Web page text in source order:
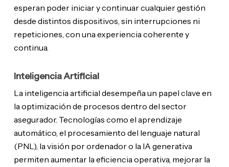
esperan poder iniciar y continuar cualquier gestión
desde distintos dispositivos, sin interrupciones ni
repeticiones, con una experiencia coherente y
continua.
Inteligencia Artificial
La inteligencia artificial desempeña un papel clave en
la optimización de procesos dentro del sector
asegurador. Tecnologías como el aprendizaje
automático, el procesamiento del lenguaje natural
(PNL), la visión por ordenador o la IA generativa
permiten aumentar la eficiencia operativa, mejorar la